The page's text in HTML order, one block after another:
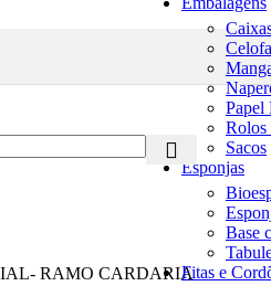
Papel
Rolos
Sacos
Esponjas
Base
Fitas e
RAMO CARDARIA